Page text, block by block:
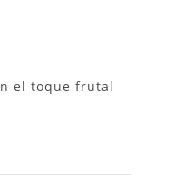
el toque frutal